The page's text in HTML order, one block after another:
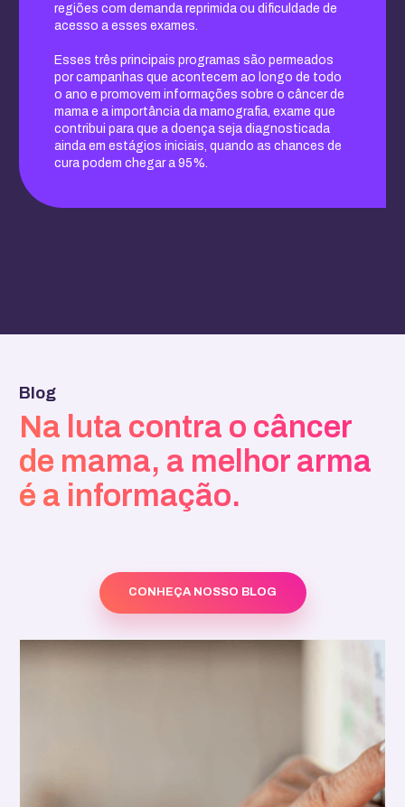
regiões com demanda reprimida ou dificuldade de
acesso a esses exames.
Esses três principais programas são permeados
por campanhas que acontecem ao longo de todo
o ano e promovem informações sobre o câncer de
mama e a importância da mamografia, exame que
contribui para que a doença seja diagnosticada
ainda em estágios iniciais, quando as chances de
cura podem chegar a 95%.
Blog
Na luta contra o câncer
de mama, a melhor arma
é a informação.
CONHEÇA NOSSO BLOG